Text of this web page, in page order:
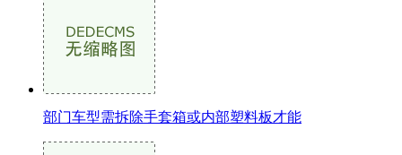
部门车型需拆除手套箱或内部塑料板才能